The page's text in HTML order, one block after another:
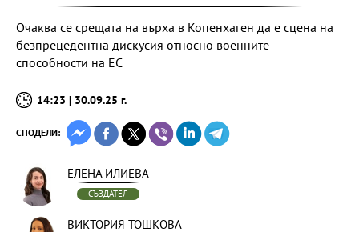
Очаква се срещата на върха в Копенхаген да е сцена на
безпрецедентна дискусия относно военните
способности на ЕС
14:23 | 30.09.25 г.
СПОДЕЛИ:
ЕЛЕНА ИЛИЕВА
СЪЗДАТЕЛ
ВИКТОРИЯ ТОШКОВА